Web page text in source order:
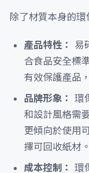
除了材質本身的環
產品特性：
易
合食品安全標
有效保護產品
品牌形象： 環
和設計風格需
更傾向於使用
擇可回收紙材。
成本控制： 環